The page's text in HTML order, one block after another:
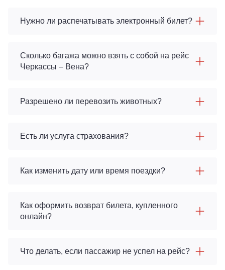
Нужно ли распечатывать электронный билет?
Сколько багажа можно взять с собой на рейс
Черкассы – Вена?
Разрешено ли перевозить животных?
Есть ли услуга страхования?
Как изменить дату или время поездки?
Как оформить возврат билета, купленного
онлайн?
Что делать, если пассажир не успел на рейс?